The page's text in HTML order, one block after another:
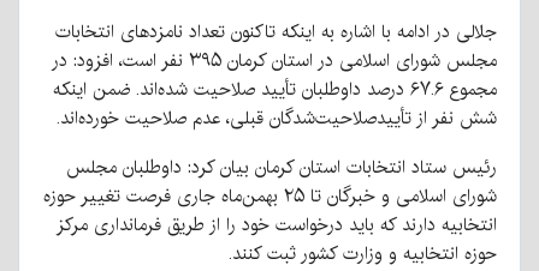
جلالی در ادامه با اشاره به اینکه تاکنون تعداد نامزدهای انتخابات
مجلس شورای اسلامی در استان کرمان ۳۹۵ نفر است، افزود: در
مجموع ۶۷.۶ درصد داوطلبان تأیید صلاحیت شده‌اند. ضمن اینکه
شش نفر از تأییدصلاحیت‌شدگان قبلی، عدم صلاحیت خورده‌اند.
رئیس ستاد انتخابات استان کرمان بیان کرد: داوطلبان مجلس
شورای اسلامی و خبرگان تا ۲۵ بهمن‌ماه جاری فرصت تغییر حوزه
انتخابیه دارند که باید درخواست خود را از طریق فرمانداری مرکز
حوزه انتخابیه و وزارت کشور ثبت کنند.